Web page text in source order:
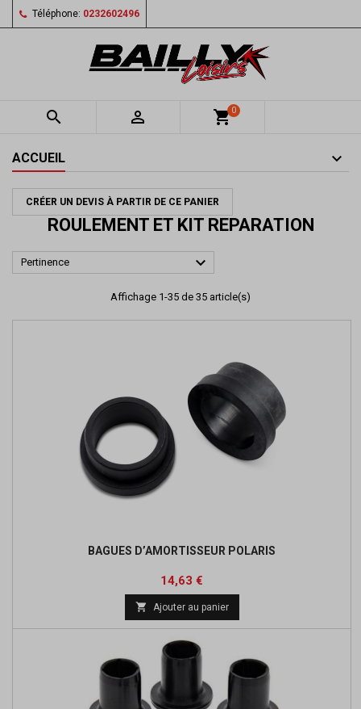
Téléphone: 0232602496
  shopping_cart0
ACCUEIL
CRÉER UN DEVIS À PARTIR DE CE PANIER
ROULEMENT ET KIT REPARATION
Pertinence 
Affichage 1-35 de 35 article(s)
BAGUES D’AMORTISSEUR POLARIS
Prix
14,63 €
base
 Ajouter au panier